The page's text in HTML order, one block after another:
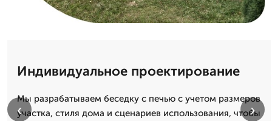
Индивидуальное проектирование
Мы разрабатываем беседку с печью с учетом размеров
участка, стиля дома и сценариев использования, чтобы
‹ ›